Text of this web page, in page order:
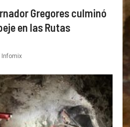
Gregores culminó
en las Rutas
Infomix